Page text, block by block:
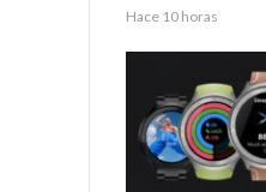
Hace 10 horas